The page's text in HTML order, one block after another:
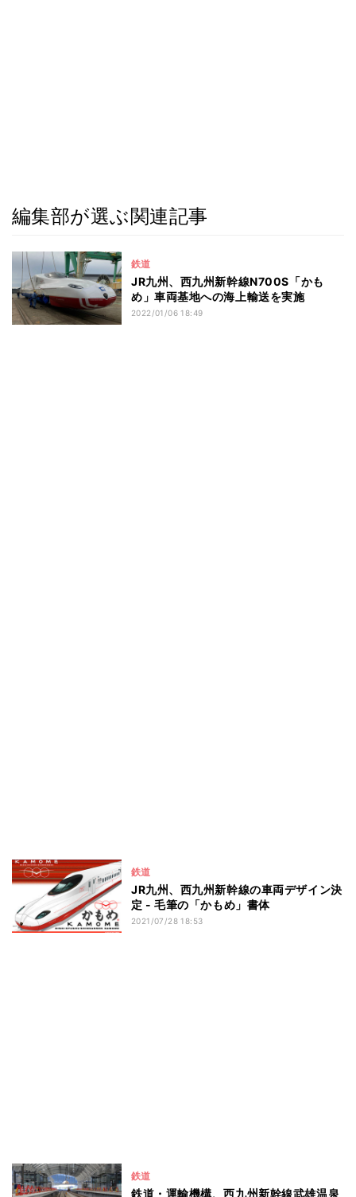
編集部が選ぶ関連記事
鉄道
JR九州、西九州新幹線N700S「かも
め」車両基地への海上輸送を実施
2022/01/06 18:49
鉄道
JR九州、西九州新幹線の車両デザイン決
定 - 毛筆の「かもめ」書体
2021/07/28 18:53
鉄道
鉄道・運輸機構、西九州新幹線武雄温泉